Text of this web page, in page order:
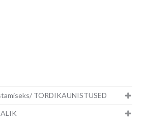
TORDIKAUNISTUSED